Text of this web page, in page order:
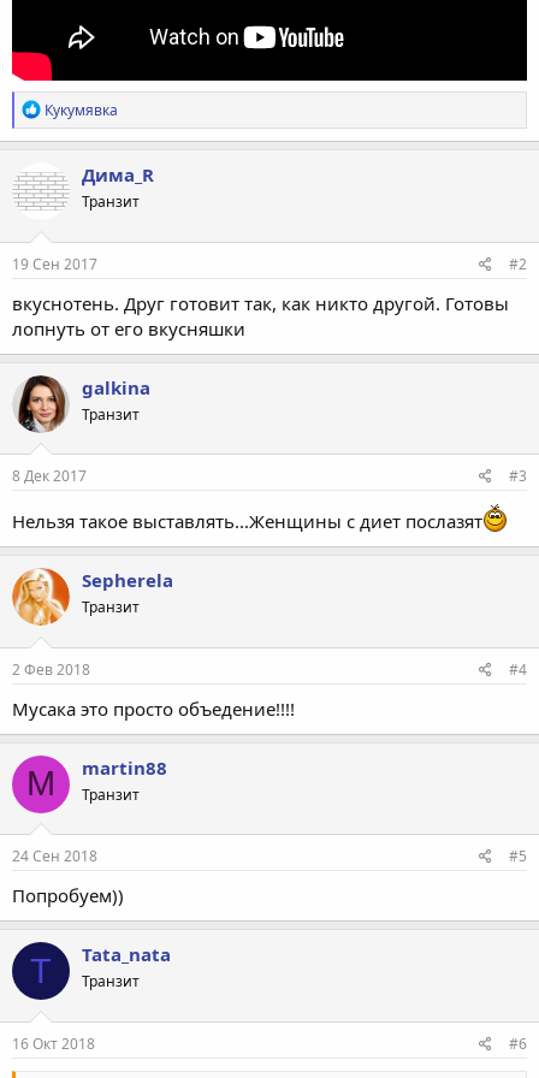
Р
е
а
ц
и
:
Кукумявка
Дима_R
Транзит
19 Сен 2017 #2
вкуснотень. Друг готовит так, как никто другой. Готовы
лопнуть от его вкусняшки
galkina
Транзит
8 Дек 2017 #3
Нельзя такое выставлять...Женщины с диет послазят
Sepherela
Транзит
2 Фев 2018 #4
Мусака это просто объедение!!!!
M martin88
Транзит
24 Сен 2018 #5
Попробуем))
T Tata_nata
Транзит
16 Окт 2018 #6